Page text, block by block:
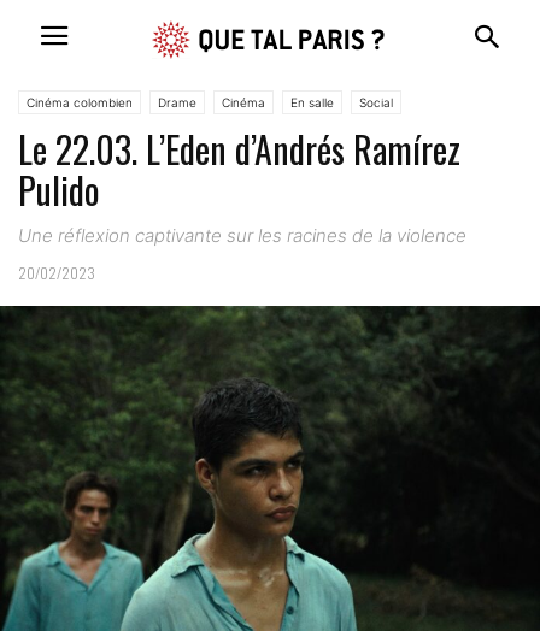
Cinéma colombien Drame Cinéma En salle Social
Le 22.03. L’Eden d’Andrés Ramírez
Pulido
Une réflexion captivante sur les racines de la violence
20/02/2023